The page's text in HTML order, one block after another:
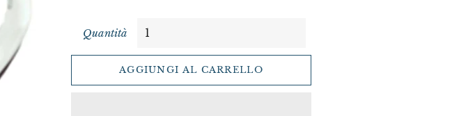
Quantità
AGGIUNGI AL CARRELLO